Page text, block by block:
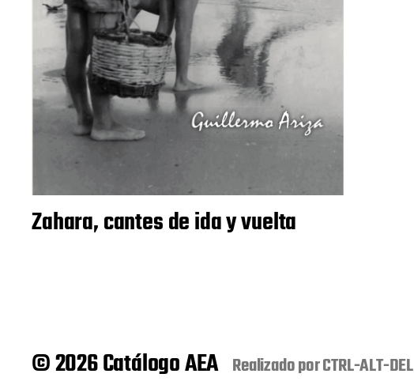
Zahara, cantes de ida y vuelta
© 2026 Catálogo AEA Realizado porCTRL-ALT-DEL